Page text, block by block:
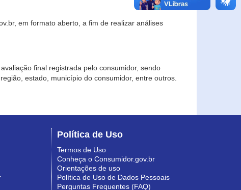
em formato aberto, a fim de realizar análises
final registrada pelo consumidor, sendo
estado, município do consumidor, entre outros.
Política de Uso
Termos de Uso
Conheça o Consumidor.gov.br
Orientações de uso
Política de Uso de Dados Pessoais
Perguntas Frequentes (FAQ)